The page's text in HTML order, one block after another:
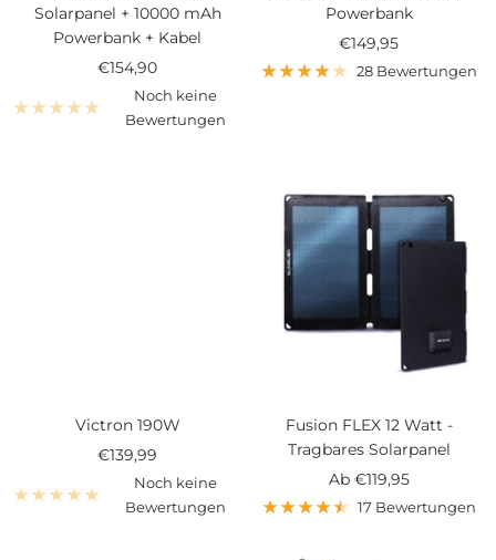
Solarpanel + 10000 mAh
Powerbank + Kabel
Angebotspreis
€154,90
Noch keine
Bewertungen
Powerbank
Angebotspreis
€149,95
28 Bewertungen
Victron 190W
Angebotspreis
€139,99
Noch keine
Bewertungen
Fusion FLEX 12 Watt -
Tragbares Solarpanel
Angebotspreis
Ab €119,95
17 Bewertungen